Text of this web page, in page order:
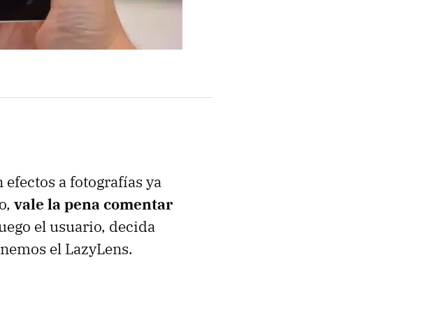
a fotografías ya
vale la pena comentar
el usuario, decida
el LazyLens.